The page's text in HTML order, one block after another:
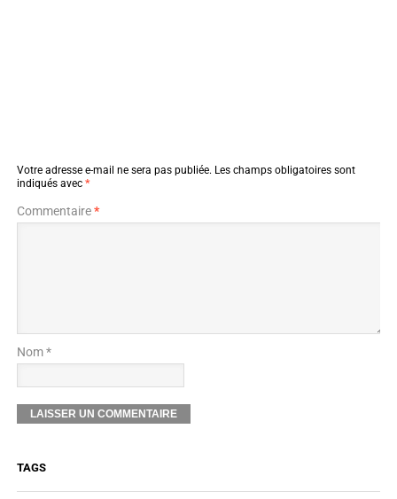
Votre adresse e-mail ne sera pas publiée. Les champs obligatoires sont
indiqués avec *
Commentaire*
Nom *
TAGS